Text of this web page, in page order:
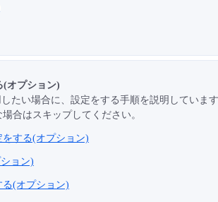
(オプション)
たい場合に、設定をする手順を説明していま
合はスキップしてください。
する(オプション)
ョン)
(オプション)